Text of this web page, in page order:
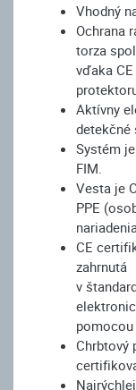
Vhodný
Ochrana
torza
vďaka
Aktívny
detekčné
Systém
FIM.
Vesta je
PPE
CE
zahrnutá
v
pomocou
Chrbtový